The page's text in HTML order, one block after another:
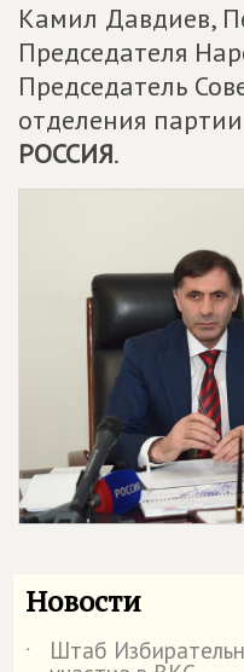
Камил Давдиев,
Председателя
Председатель
отделения партии
РОССИЯ.
Новости
˙ Штаб